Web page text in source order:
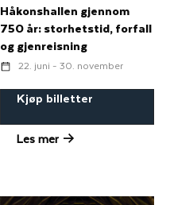
Håkonshallen gjennom
750 år: storhetstid, forfall
og gjenreisning
22. juni - 30. november
Kjøp billetter
Les mer